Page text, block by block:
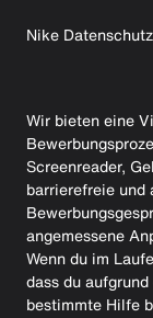
Nike
Wir bieten eine
Screenreader,
barrierefreie und
angemessene
Wenn du im
dass du
bestimmte Hilfe